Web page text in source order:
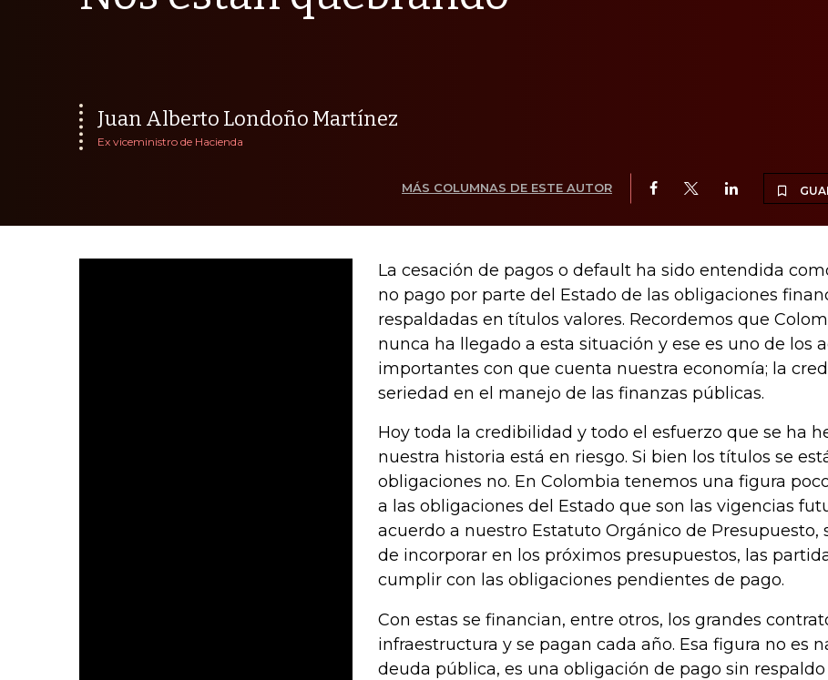
Juan Alberto Londoño Martínez
Ex viceministro de Hacienda
MÁS COLUMNAS DE ESTE AUTOR
La cesación de pagos o default ha sido entendida
no pago por parte del Estado de las obligaciones
respaldadas en títulos valores. Recordemos que
nunca ha llegado a esta situación y ese es uno de los
importantes con que cuenta nuestra economía; la
seriedad en el manejo de las finanzas públicas.
Hoy toda la credibilidad y todo el esfuerzo que se ha
nuestra historia está en riesgo. Si bien los títulos se
obligaciones no. En Colombia tenemos una figura
a las obligaciones del Estado que son las vigencias
acuerdo a nuestro Estatuto Orgánico de Presupuesto,
de incorporar en los próximos presupuestos, las
cumplir con las obligaciones pendientes de pago.
Con estas se financian, entre otros, los grandes
infraestructura y se pagan cada año. Esa figura no es
deuda pública, es una obligación de pago sin